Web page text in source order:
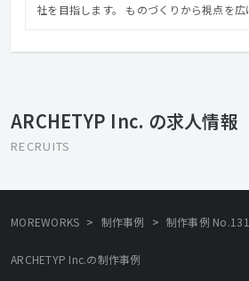
社を目指します。 ものづくりから視点を
命です。 変化を楽しみ、チャレンジしなが
トプットまで責任を持って、 消費者、クラ
ARCHETYP Inc. の求人情報
RECRUITS
MOREWORKS > 制作事例 > 制作事例
ARCHETYP Inc.の制作事例